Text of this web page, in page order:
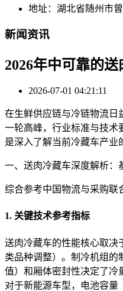
地址：湖北省随州市
新闻资讯
2026年中可靠的
2026-07-01 04:21:11
在生鲜供应链与冷链物流日
一轮高峰，行业标准与技术
是深入了解当前冷藏车产业
一、送肉冷藏车深度解析：
综合参考中国物流与采购联
1. 关键技术参考指标
送肉冷藏车的性能核心取
类品种调整）。制冷机组
值）和厢体密封性决定了冷
对于新能源车型，电池容量